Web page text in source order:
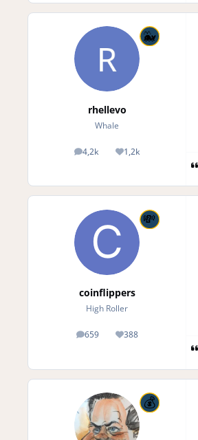
rhellevo
Whale
4,2k
posts 1,2k
Reputation
coinflippers
High Roller
659
posts 388
Reputation